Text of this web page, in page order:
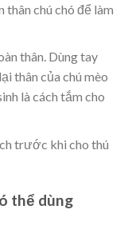
thân chú chó để làm
thân. Dùng tay
thân của chú mèo
là cách tắm cho
trước khi cho thú
thể dùng